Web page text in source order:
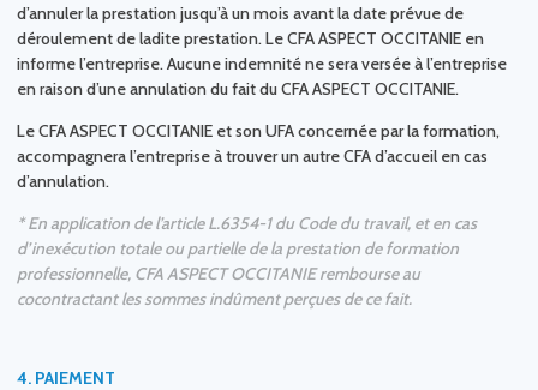
d’annuler la prestation jusqu’à un mois avant la date prévue de
déroulement de ladite prestation. Le CFA ASPECT OCCITANIE en
informe l’entreprise. Aucune indemnité ne sera versée à l’entreprise
en raison d’une annulation du fait du CFA ASPECT OCCITANIE.
Le CFA ASPECT OCCITANIE et son UFA concernée par la formation,
accompagnera l’entreprise à trouver un autre CFA d’accueil en cas
d’annulation.
* En application de l’article L.6354-1 du Code du travail, et en cas
d’inexécution totale ou partielle de la prestation de formation
professionnelle, CFA ASPECT OCCITANIE rembourse au
cocontractant les sommes indûment perçues de ce fait.
4. PAIEMENT